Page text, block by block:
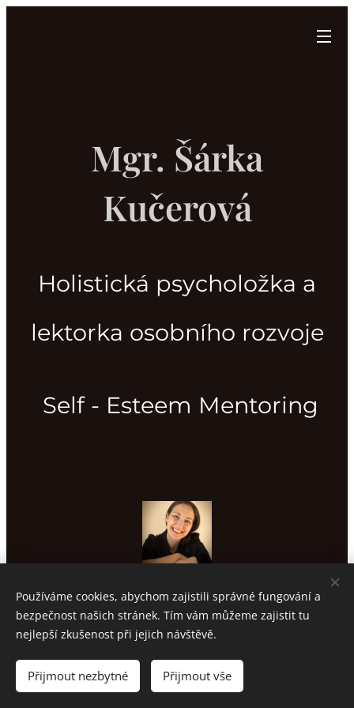
Mgr. Šárka
Kučerová
Holistická psycholožka a
lektorka osobního rozvoje
Self - Esteem Mentoring
Obchodní podmínky
Ochrana osobních údajů
Používáme cookies, abychom zajistili správné fungování a
bezpečnost našich stránek. Tím vám můžeme zajistit tu
nejlepší zkušenost při jejich návštěvě.
Přijmout nezbytné Přijmout vše